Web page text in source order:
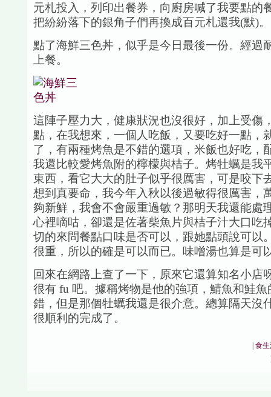
元札投入，列印出餐券，向廚房喊了我要點的
把紛紛落下的銀角子們再換成百元札還我(默)。
點了海鮮三色丼，似乎是今日最後一份。經過
上餐。
這陣子壓力大，健康狀況也沒很好，加上受傷
點，在我想來，一個人吃飯，又要吃好一點，
了，有兩種烤魚是不錯的選項，米飯也好吃，
我還比較愛烤魚附的檸檬與桔子。烤牡蠣是我
東西，看它大大的肚子似乎很厲害，可是咬下
想到真要命，我今年入秋以後過敏得很厲害，
夠新鮮，我會不會嚴重過敏？那明天我還能處
心裡嘀咕，卻還是佐著柴魚片與桔子汁大口吃
切的來問餐點口味是否可以，跟她點頭說可以
很重，所以的確是可以而已。味噌湯也算是可
回來在網路上查了一下，原來它還算知名小店
很有 fu 吧。據稱烤物是他的強項，鯖魚和鮭魚
錯，但是那個牡蠣我還是很介意。總算隔天沒
很順利的完成了。
|食